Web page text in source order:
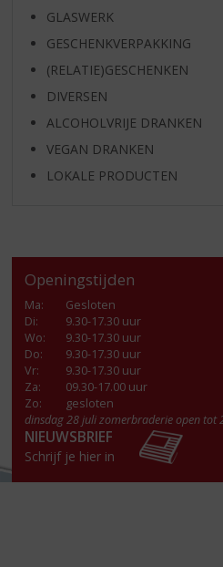
GLASWERK
GESCHENKVERPAKKING
(RELATIE)GESCHENKEN
DIVERSEN
ALCOHOLVRIJE DRANKEN
VEGAN DRANKEN
LOKALE PRODUCTEN
Openingstijden
Ma:
Gesloten
Di:
9.30-17.30 uur
Wo:
9.30-17.30 uur
Do:
9.30-17.30 uur
Vr:
9.30-17.30 uur
Za:
09.30-17.00 uur
Zo:
gesloten
dinsdag 28 juli zomerbraderie open tot
NIEUWSBRIEF
Schrijf je hier in